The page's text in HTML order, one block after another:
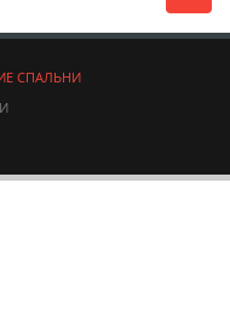
СПАЛЬНИ